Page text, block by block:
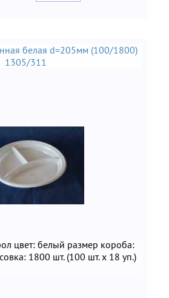
белая d=205мм (100/1800)
1305/311
цвет: белый размер короба:
1800 шт. (100 шт. х 18 уп.)